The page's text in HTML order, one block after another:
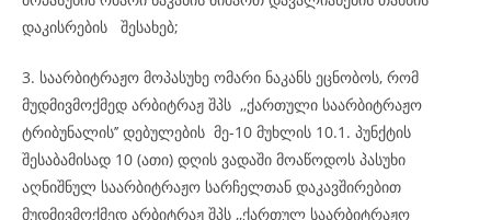
დაკისრების შესახებ;
3. საარბიტრაჟო მოპასუხე ომარი ნაკანს ეცნობოს, რომ
მუდმივმოქმედ არბიტრაჟ შპს ,,ქართული საარბიტრაჟო
ტრიბუნალის’’ დებულების მე-10 მუხლის 10.1. პუნქტის
შესაბამისად 10 (ათი) დღის ვადაში მოაწოდოს პასუხი
აღნიშნულ საარბიტრაჟო სარჩელთან დაკავშირებით
მუდმივმოქმედ არბიტრაჟ შპს ,,ქართულ საარბიტრაჟო